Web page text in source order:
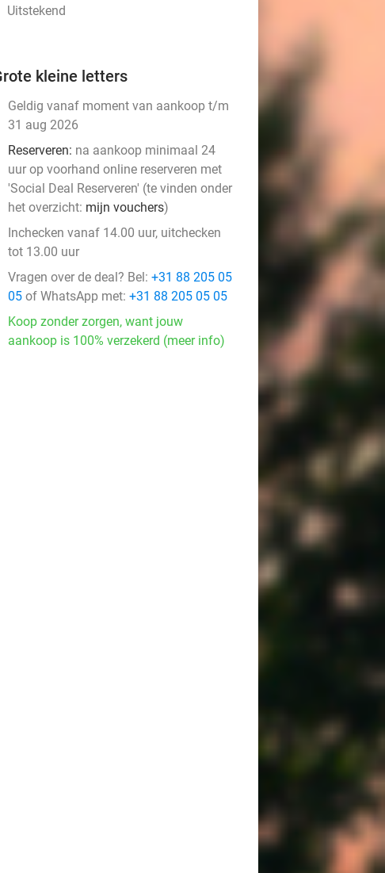
Uitstekend
kleine letters
Geldig vanaf moment van aankoop t/m
31 aug 2026
Reserveren: na aankoop minimaal 24
uur op voorhand online reserveren met
'Social Deal Reserveren' (te vinden onder
het overzicht: mijn vouchers)
Inchecken vanaf 14.00 uur, uitchecken
tot 13.00 uur
Vragen over de deal? Bel: +31 88 205 05
05 of WhatsApp met: +31 88 205 05 05
Koop zonder zorgen, want jouw
aankoop is 100% verzekerd (meer info)